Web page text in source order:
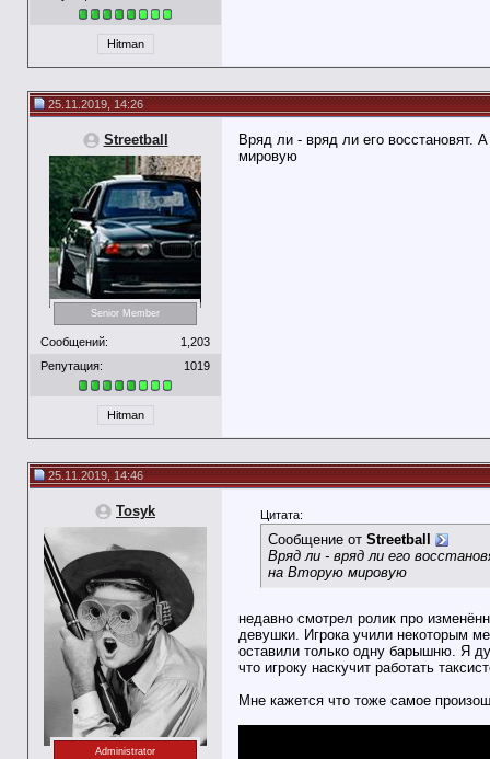
Hitman
25.11.2019, 14:26
Streetball
Senior Member
Сообщений:
1,203
Репутация:
1019
Hitman
Вряд ли - вряд ли его восстановят.
мировую
25.11.2019, 14:46
Tosyk
Administrator
Цитата:
Сообщение от Streetball
Вряд ли - вряд ли его
на Вторую мировую
недавно смотрел ролик про
девушки. Игрока учили некоторым
оставили только одну барышню. Я
что игроку наскучит работать
Мне кажется что тоже самое